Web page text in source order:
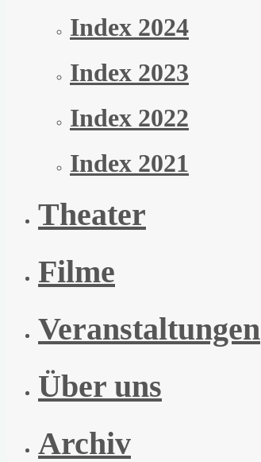
Index 2024
Index 2023
Index 2022
Index 2021
Theater
Filme
Veranstaltungen
Über uns
Archiv